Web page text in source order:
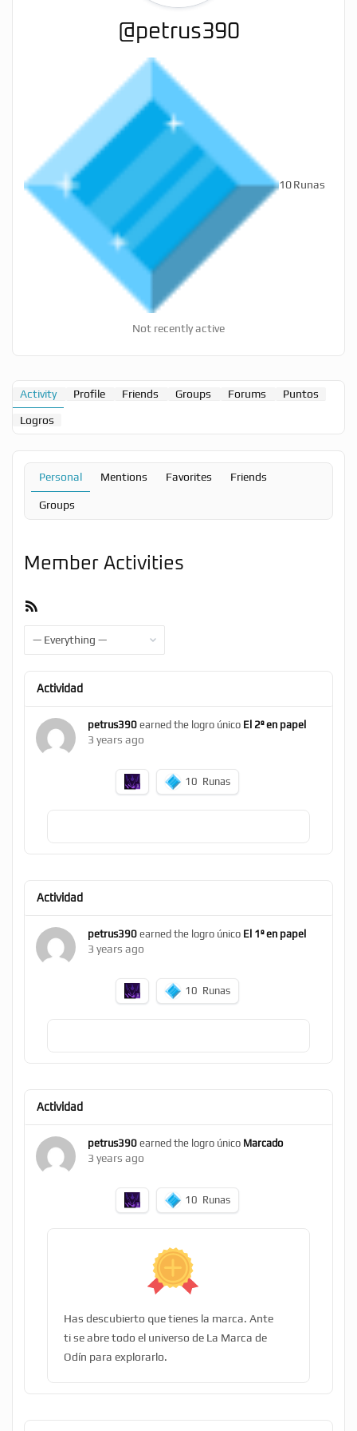
@petrus390
10Runas
Not recently active
Activity Profile Friends Groups Forums Puntos
Logros
Personal Mentions Favorites Friends
Groups
Member Activities
Actividad
petrus390 earned the logro único El 2º en papel
3 years ago
10 Runas
Actividad
petrus390 earned the logro único El 1º en papel
3 years ago
10 Runas
Actividad
petrus390 earned the logro único Marcado
3 years ago
10 Runas
Has descubierto que tienes la marca. Ante
ti se abre todo el universo de La Marca de
Odín para explorarlo.